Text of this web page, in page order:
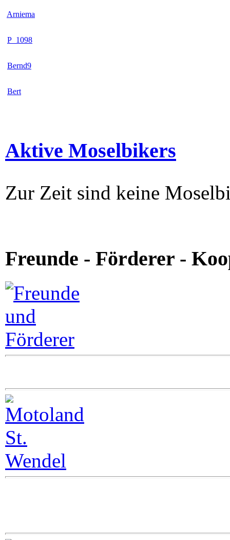
Arniema
P_1098
Bernd9
Bert
Aktive Moselbikers
Zur Zeit sind keine
Freunde - Förderer -